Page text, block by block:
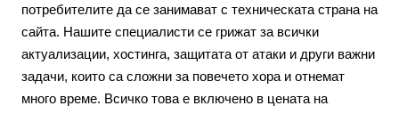
потребителите да се занимават с техническата страна на
сайта. Нашите специалисти се грижат за всички
актуализации, хостинга, защитата от атаки и други важни
задачи, които са сложни за повечето хора и отнемат
много време. Всичко това е включено в цената на